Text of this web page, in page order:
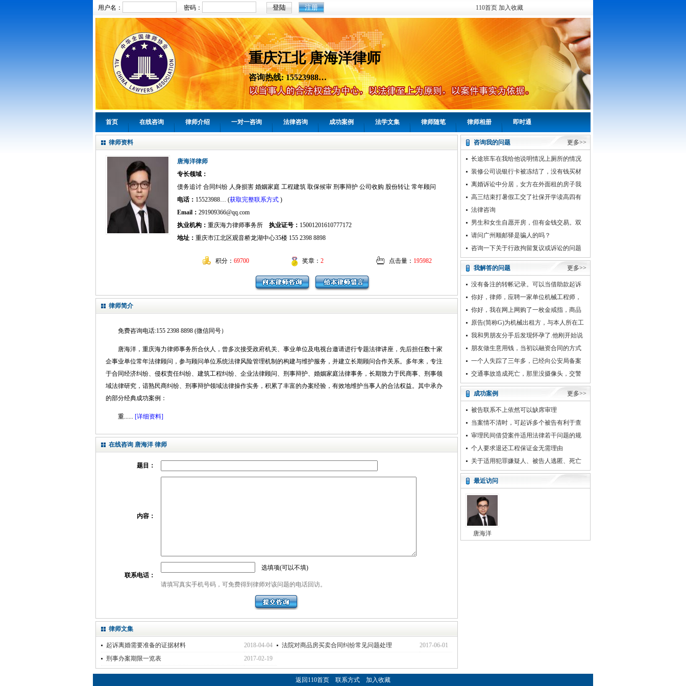
用户名： 密码： 注册 110首页 加入收藏
重庆江北 唐海洋律师
咨询热线: 15523988…
首页 在线咨询 律师介绍 一对一咨询 法律咨询 成功案例 法学文集 律师随笔 律师相册 即时通
律师资料
唐海洋律师
专长领域：
债务追讨 合同纠纷 人身损害 婚姻家庭 工程建筑 取保候审 刑事辩护 公司收购 股份转让 常年顾问
电话： 15523988… (获取完整联系方式 )
Email： 291909366@qq.com
执业机构： 重庆海力律师事务所 执业证号： 15001201610777172
地址： 重庆市江北区观音桥龙湖中心35楼 155 2398 8898
积分： 69700 奖章： 2 点击量： 195982
律师简介
免费咨询电话:155 2398 8898 (微信同号）
唐海洋，重庆海力律师事务所合伙人，曾多次接受政府机关、事业单位及电视台邀请进行专题法律讲座，先后担任数十家
企事业单位常年法律顾问，参与顾问单位系统法律风险管理机制的构建与维护服务，并建立长期顾问合作关系。多年来，专注
于合同经济纠纷、侵权责任纠纷、建筑工程纠纷、企业法律顾问、刑事辩护、婚姻家庭法律事务，长期致力于民商事、刑事领
域法律研究，谙熟民商纠纷、刑事辩护领域法律操作实务，积累了丰富的办案经验，有效地维护当事人的合法权益。其中承办
的部分经典成功案例：
重...... [详细资料]
在线咨询 唐海洋 律师
题目：
内容：
联系电话：
选填项(可以不填)
请填写真实手机号码，可免费得到律师对该问题的电话回访。
律师文集
起诉离婚需要准备的证据材料 2018-04-04 法院对商品房买卖合同纠纷常见问题处理
2017-06-01
刑事办案期限一览表
2017-02-19
咨询我的问题 更多>>
长途班车在我给他说明情况上厕所的情况
下把我忘了直接走了咋么办
装修公司说银行卡被冻结了，没有钱买材
料，然后就停工了
离婚诉讼中分居，女方在外面租的房子我
可以进去吗，会不会违法，是用共同财产租
的
高三结束打暑假工交了社保开学读高四有
影响吗
法律咨询
男生和女生自愿开房，但有金钱交易。双
方都也成年。事后男生有责
请问广州顺邮驿是骗人的吗？
咨询一下关于行政拘留复议或诉讼的问题
我解答的问题 更多>>
没有备注的转帐记录。可以当借助款起诉
吗？以此要求对方公开转帐后的资金用
你好，律师，应聘一家单位机械工程师，
单位面试流程需要根据对方的技术要求
你好，我在网上网购了一枚金戒指，商品
详情写的是足金，但是我收到后戴了一段时
间后掉漆了
原告(简称G)为机械出租方，与本人所在工
程公司未签有合同，但在工程中提
我和男朋友分手后发现怀孕了.他刚开始说
给钱我打掉的.结果一拖再拖现在都
朋友做生意用钱，当初以融资合同的方式
签署协议。现在生意破产，我想拿回当
一个人失踪了三年多，已经向公安局备案
了，也开了失踪证明，多久能开死亡证
交通事故造成死亡，那里没摄像头，交警
不出责任书，我们没上访哪
成功案例
更多>>
被告联系不上依然可以缺席审理
当案情不清时，可起诉多个被告有利于查
明案情
审理民间借贷案件适用法律若干问题的规
定个人要求退还工程保证金无需理由
关于适用犯罪嫌疑人、被告人逃匿、死亡
案件违法所得没收程序若干问题的规定
最近访问
唐海洋
返回110首页 联系方式 加入收藏